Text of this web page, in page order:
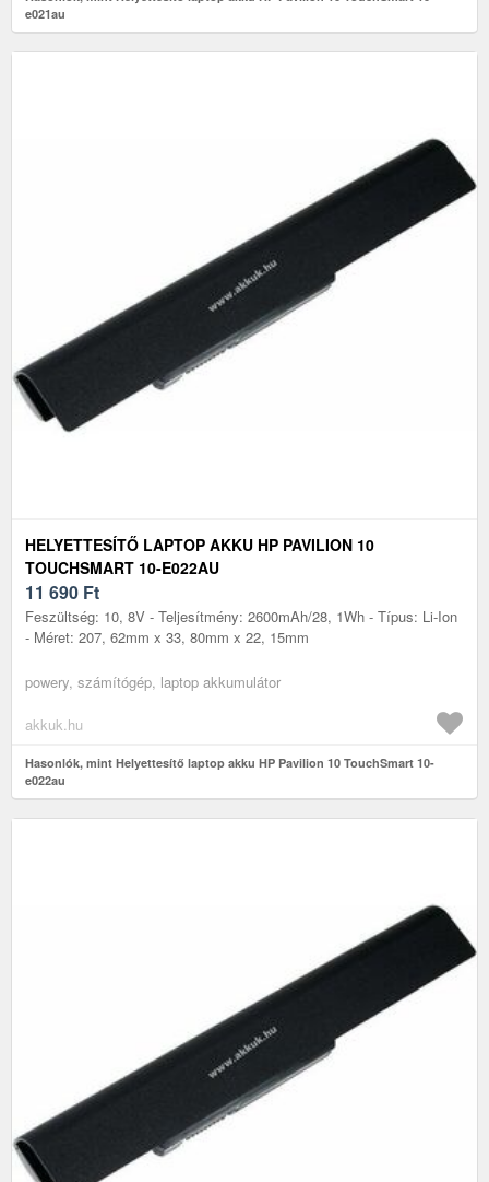
e021au
HELYETTESÍTŐ LAPTOP AKKU HP PAVILION 10
TOUCHSMART 10-E022AU
11 690 Ft
Feszültség: 10, 8V - Teljesítmény: 2600mAh/28, 1Wh - Típus: Li-Ion
- Méret: 207, 62mm x 33, 80mm x 22, 15mm
powery, számítógép, laptop akkumulátor
akkuk.hu
Hasonlók, mint Helyettesítő laptop akku HP Pavilion 10 TouchSmart 10-
e022au